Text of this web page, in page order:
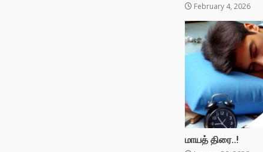
February 4, 2026
மாயத் திரை..!